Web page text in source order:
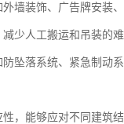
墙装饰、广告牌安装
少人工搬运和吊装的
坠落系统、紧急制动
，能够应对不同建筑